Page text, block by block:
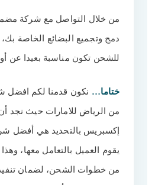
من خلال التواصل مع شركة
دمج وتجميع البضائع الخاصة بك،
للشحن تكون مناسبة بعيدا عن
ختاما… نكون قدمنا لكم افضل
من الرياض للامارات حيث نجد
إكسبريس بالتحديد هي أفضل
يقوم العميل بالتعامل معها،
من خطوات الشحن، لضمان